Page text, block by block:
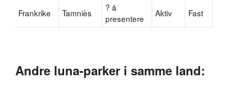
Frankrike Tamniès
? å
presentere
Aktiv Fast
Andre luna-parker i samme land: